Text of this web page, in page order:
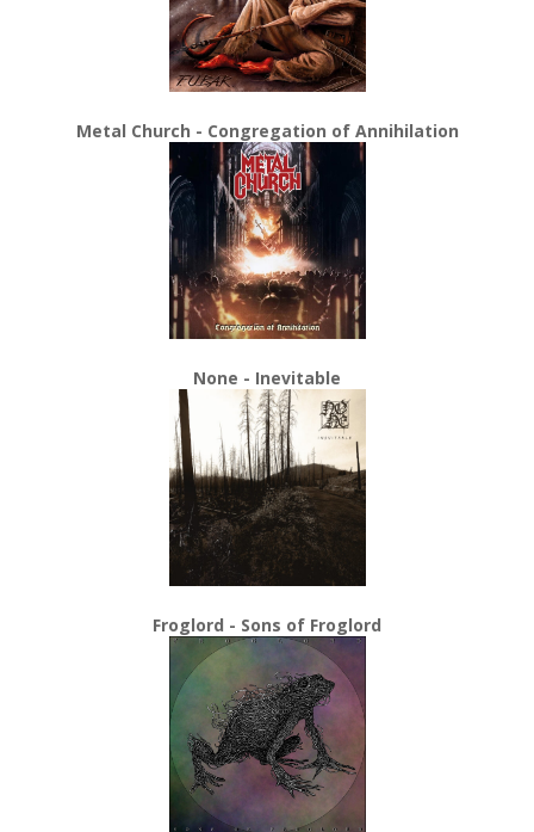
Metal Church - Congregation of Annihilation
None - Inevitable
Froglord - Sons of Froglord